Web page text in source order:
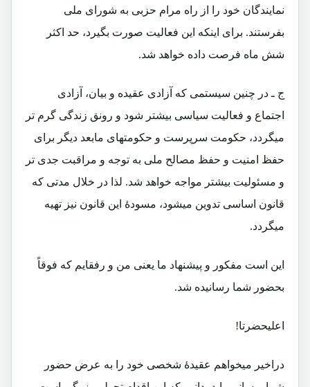
نمایندگان خود را از راه مرام حزبی به شورای ملی
بفرستند. برای اینکه این فعالیت صورت بگیرد، حد اکثر
شش ماه فرصت داده خواهد شد.
ج ـ در چنین سیستمی که آزادی عقیده و بیان، آزادی
اجتماع و فعالیت سیاسی بیشتر شود و رونق زندگی گرم تر
میگردد، حکومت سرپرست و حکومتهای مابعد دیگر برای
حفظ امنیت و حفظ مصالح ملی به توجه و مراقبت جدی تر
و مسئولیت بیشتر مواجه خواهد شد. لذا در خلال مدتی که
قانون اساسی تدوین میشود، مسودۀ این قانون نیز تهیه
میگردد.
این است مفکور و پیشنهاد ما یعنی من و رفقایم که فوقاً
بحضور شما رسانیده شد.
اعلیحضرتا!
دراخیر میخواهم عقیدۀ شخصی خود را به عرض حضور